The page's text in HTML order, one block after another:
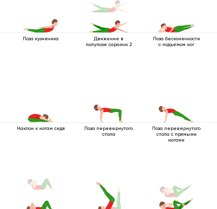
Поза кузнечика
Движение в
полупозе саранчи 2
Поза бесконечности
с подъёмом ног
Наклон к ногам сидя
Поза перевернутого
стола
Поза перевернутого
стола с прямыми
ногами